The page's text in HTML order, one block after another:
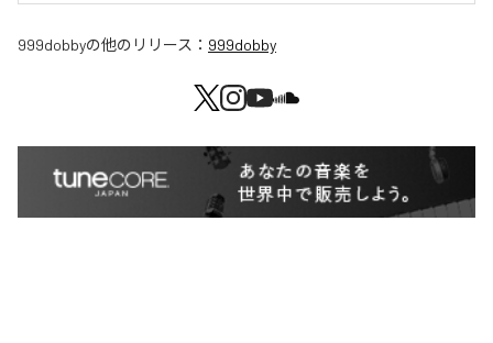
999dobbyの他のリリース： 999dobby